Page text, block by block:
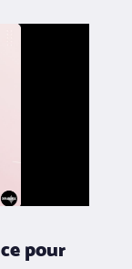
pour